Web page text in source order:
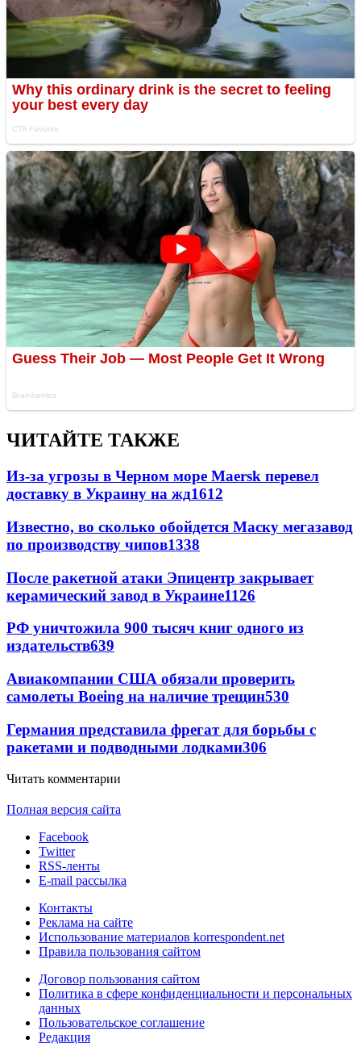
ЧИТАЙТЕ ТАКЖЕ
Из-за угрозы в Черном море Maersk перевел
доставку в Украину на жд1612
Известно, во сколько обойдется Маску мегазавод
по производству чипов1338
После ракетной атаки Эпицентр закрывает
керамический завод в Украине1126
РФ уничтожила 900 тысяч книг одного из
издательств639
Авиакомпании США обязали проверить
самолеты Boeing на наличие трещин530
Германия представила фрегат для борьбы с
ракетами и подводными лодками306
Читать комментарии
Полная версия сайта
Facebook
Twitter
RSS-ленты
E-mail рассылка
Контакты
Реклама на сайте
Использование материалов korrespondent.net
Правила пользования сайтом
Договор пользования сайтом
Политика в сфере конфиденциальности и персональных
данных
Пользовательское соглашение
Редакция